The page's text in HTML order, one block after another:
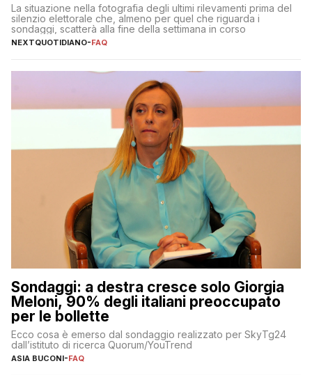
La situazione nella fotografia degli ultimi rilevamenti prima del
silenzio elettorale che, almeno per quel che riguarda i
sondaggi, scatterà alla fine della settimana in corso
NEXTQUOTIDIANO-FAQ
Sondaggi: a destra cresce solo Giorgia
Meloni, 90% degli italiani preoccupato
per le bollette
Ecco cosa è emerso dal sondaggio realizzato per SkyTg24
dall’istituto di ricerca Quorum/YouTrend
ASIA BUCONI-FAQ